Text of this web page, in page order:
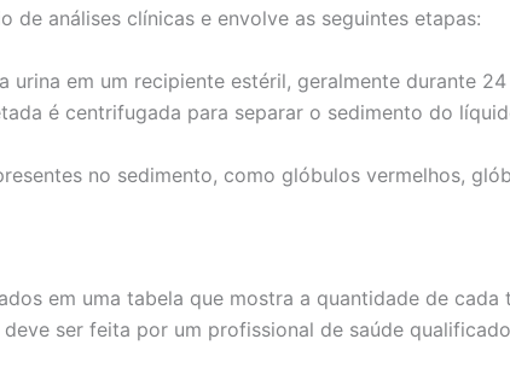
análises clínicas e envolve as seguintes etapas:
urina em um recipiente estéril, geralmente durante
é centrifugada para separar o sedimento do
no sedimento, como glóbulos vermelhos,
em uma tabela que mostra a quantidade de
ser feita por um profissional de saúde